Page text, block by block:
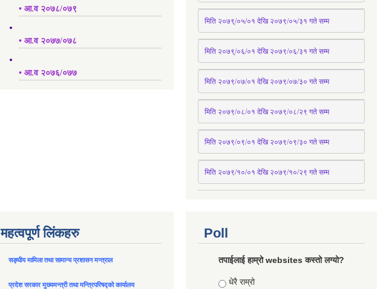
• आ.व २०७८/०७९
• आ.व २०७७/०७८
• आ.व २०७६/०७७
मिति २०७९्/०५/०१ देखि २०७९/०५/३१ गते सम्म
मिति २०७९्/०६/०१ देखि २०७९/०६/३१ गते सम्म
मिति २०७९/०७/०१ देखि २०७९/०७/३० गते सम्म
मिति २०७९/०८/०१ देखि २०७९/०८/२९ गते सम्म
मिति २०७९/०९/०१ देखि २०७९/०९/३० गते सम्म
मिति २०७९/१०/०१ देखि २०७९/१०/२९ गते सम्म
महत्वपूर्ण लिंकहरु
सङ्घीय मामिला तथा सामान्य प्रशासन मन्त्राल
प्रदेश सरकार मुख्यमन्त्री तथा मन्त्रिपरिषद्को कार्यालय
Poll
तपाईलाई हाम्रो websites कस्तो लग्यो?
Choices
धेरै राम्रो